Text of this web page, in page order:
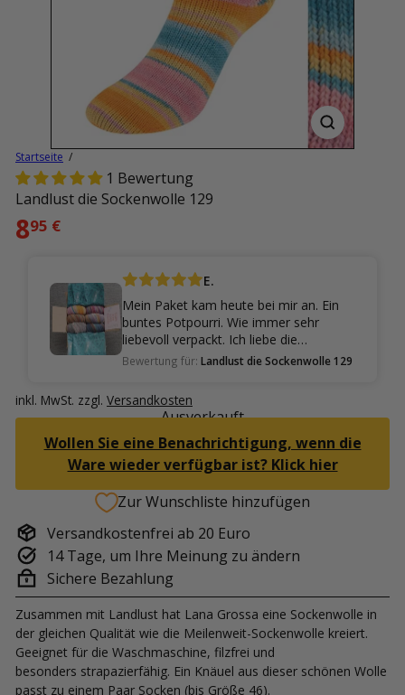
Startseite
1 Bewertung
Landlust die Sockenwolle 129
Normaler
Preis
895 €
E.
Mein Paket kam heute bei mir an. Ein
buntes Potpourri. Wie immer sehr
liebevoll verpackt. Ich liebe die
Sockenwolle von Landlust und freue
mich jetzt schon auf das stricken.
Bewertung für: Landlust die Sockenwolle 129
inkl. MwSt. zzgl. Versandkosten
Ausverkauft
Wollen Sie eine Benachrichtigung, wenn die
Ware wieder verfügbar ist? Klick hier
Zur Wunschliste hinzufügen
Versandkostenfrei ab 20 Euro
14 Tage, um Ihre Meinung zu ändern
Sichere Bezahlung
Zusammen mit Landlust hat Lana Grossa eine Sockenwolle in
der gleichen Qualität wie die Meilenweit-Sockenwolle kreiert.
Geeignet für die Waschmaschine, filzfrei und
besonders strapazierfähig. Ein Knäuel aus dieser schönen Wolle
passt zu einem Paar Socken (bis Größe 46).